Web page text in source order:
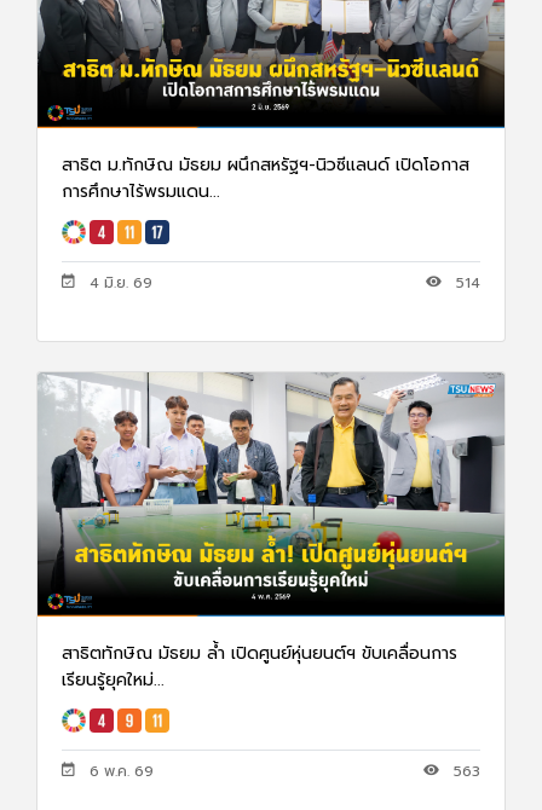
สาธิต ม.ทักษิณ มัธยม ผนึกสหรัฐฯ-นิวซีแลนด์ เปิดโอกาส
การศึกษาไร้พรมแดน...
4 มิ.ย. 69 514
สาธิตทักษิณ มัธยม ล้ำ เปิดศูนย์หุ่นยนต์ฯ ขับเคลื่อนการ
เรียนรู้ยุคใหม่...
6 พ.ค. 69 563